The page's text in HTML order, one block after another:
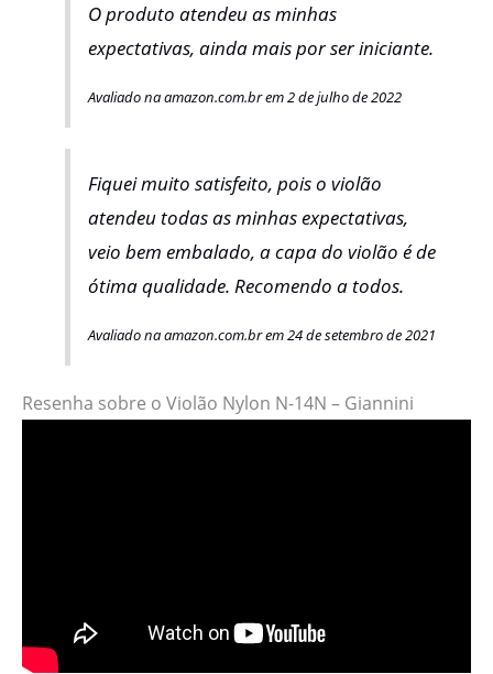
O produto atendeu as minhas
expectativas, ainda mais por ser iniciante.
Avaliado na amazon.com.br em 2 de julho de 2022
Fiquei muito satisfeito, pois o violão
atendeu todas as minhas expectativas,
veio bem embalado, a capa do violão é de
ótima qualidade. Recomendo a todos.
Avaliado na amazon.com.br em 24 de setembro de 2021
Resenha sobre o Violão Nylon N-14N – Giannini